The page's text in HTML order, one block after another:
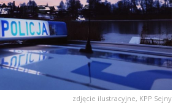
zdjęcie ilustracyjne, KPP Sejny